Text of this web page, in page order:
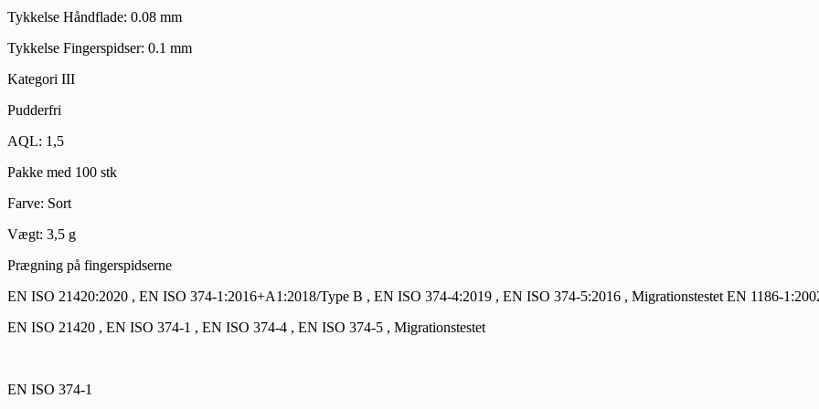
Tykkelse Håndflade: 0.08 mm
Tykkelse Fingerspidser: 0.1 mm
Kategori III
Pudderfri
AQL: 1,5
Pakke med 100 stk
Farve: Sort
Vægt: 3,5 g
Prægning på fingerspidserne
EN ISO 21420:2020 , EN ISO 374-1:2016+A1:2018/Type B , EN ISO 374-4:2019 , EN ISO 374-5:2016 , Migrationstestet EN 1186-
EN ISO 21420 , EN ISO 374-1 , EN ISO 374-4 , EN ISO 374-5 , Migrationstestet
EN ISO 374-1